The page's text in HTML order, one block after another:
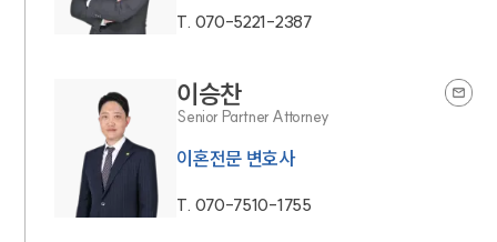
T. 070-5221-2387
이승찬
Senior Partner Attorney
이혼전문 변호사
T. 070-7510-1755